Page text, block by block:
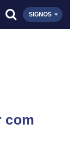
SIGNOS
com